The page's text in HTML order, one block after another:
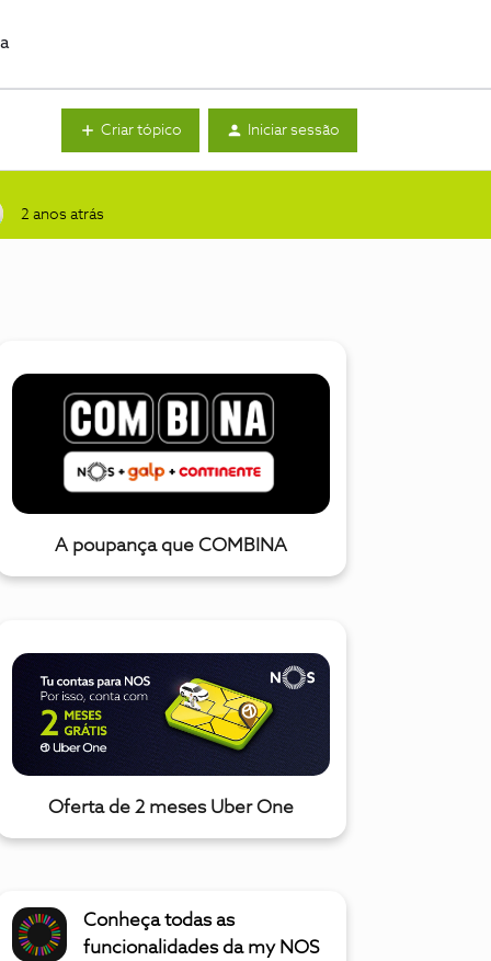
Criar tópico Iniciar sessão
2 anos atrás
A poupança que COMBINA
Oferta de 2 meses Uber One
Conheça todas as
funcionalidades da my NOS